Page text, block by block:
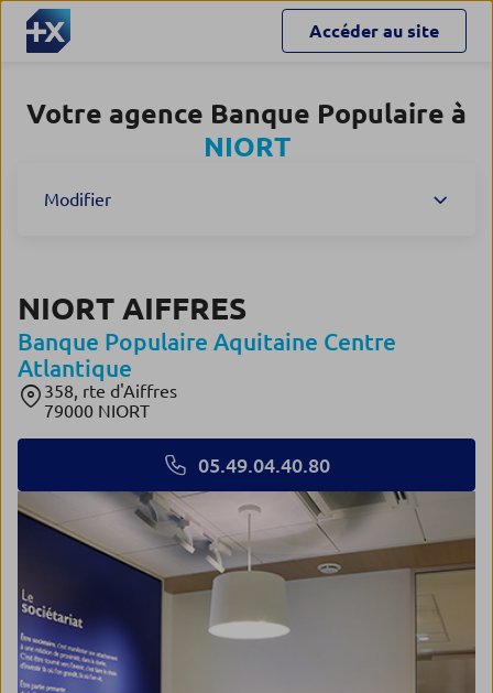
Accéder au site
Votre agence Banque Populaire à
NIORT
Modifier
NIORT AIFFRES
Banque Populaire Aquitaine Centre
Atlantique
358, rte d'Aiffres
79000 NIORT
05.49.04.40.80